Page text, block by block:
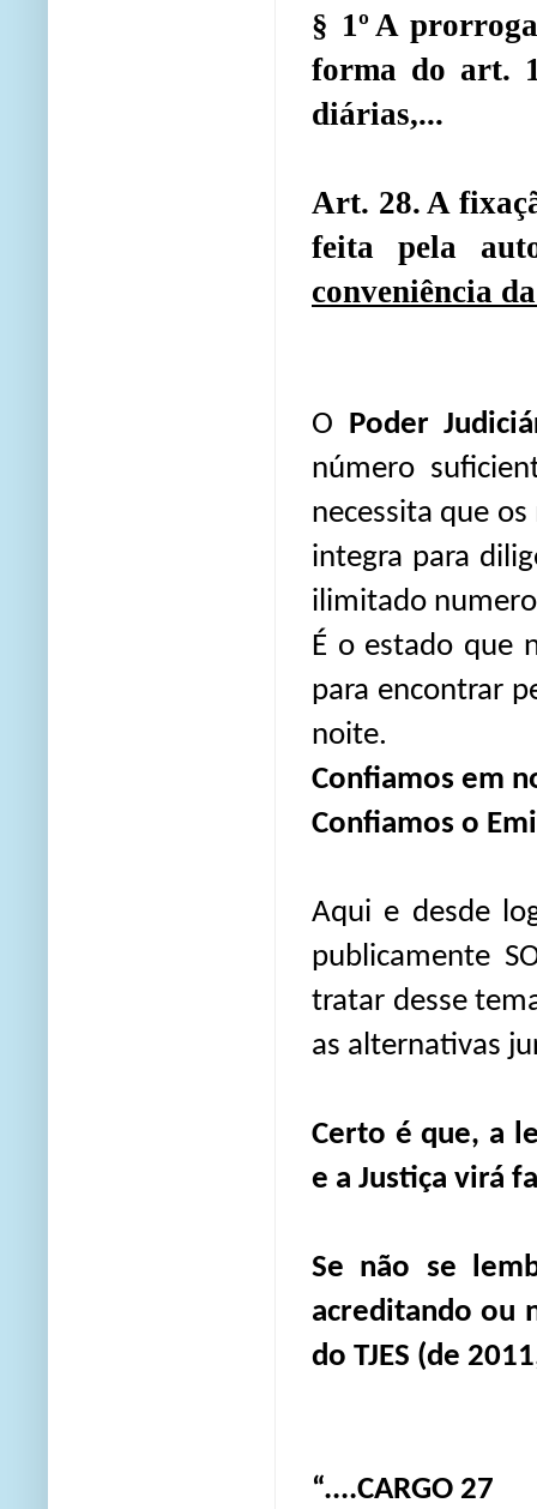
§ 1º A
forma do art.
diárias,...
Art. 28. A
feita pela
conveniência
O Poder
número
necessita que
integra para
ilimitado
É o estado que
para encontrar
noite.
Confiamos em
Confiamos o
Aqui e desde
publicamente
tratar desse
as alternativas
Certo é que, a
e a Justiça virá
Se não se
acreditando ou
do TJES (de
“....CARGO 27